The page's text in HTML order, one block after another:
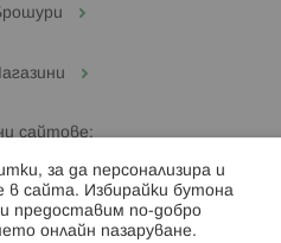
сайтове:
ни:
за да персонализира и
в сайта. Избирайки бутона
предоставим по-добро
онлайн пазаруване.